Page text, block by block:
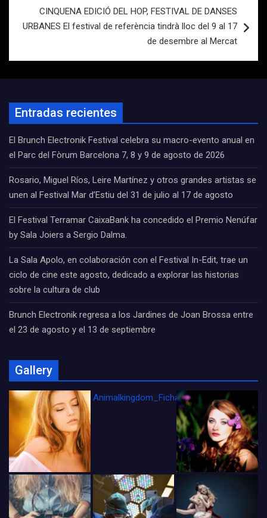
CINQUENA EDICIÓ DEL HOP, FESTIVAL DE DANSES
URBANES El festival de referència tindrà lloc del 9 al 17
de desembre al Mercat
Entradas recientes
El Brunch Electronik Festival celebra su macro-evento anual en
el Parc del Fòrum Barcelona 7, 8 y 9 de agosto de 2026
Rosario, Miguel Ríos, Leire Martínez y otros grandes artistas se
unen al Festival Mar d’Estiu del 31 de julio al 17 de agosto
El Festival Terramar CaixaBank ha concedido el Premio Nenúfar
by Sala Joiers a Sergio Dalma.
La Sala Apolo, en colaboración con el Festival In-Edit, trae un
ciclo de cine este agosto, dedicado a explorar las historias
sobre la cultura de club
Brunch Electronik regresa a los Jardines de Joan Brossa entre
el 23 de agosto y el 13 de septiembre
Gallery
Animalkingdom_FichaCine